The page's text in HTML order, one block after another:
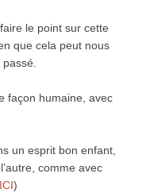
le point sur cette
que cela peut nous
façon humaine, avec
un esprit bon enfant,
comme avec
ICI)